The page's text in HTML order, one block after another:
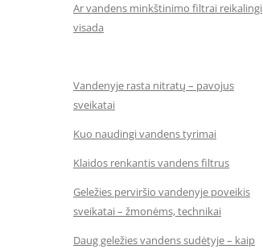
Ar vandens minkštinimo filtrai reikalingi
visada
Vandenyje rasta nitratų – pavojus
sveikatai
Kuo naudingi vandens tyrimai
Klaidos renkantis vandens filtrus
Geležies perviršio vandenyje poveikis
sveikatai – žmonėms, technikai
Daug geležies vandens sudėtyje – kaip